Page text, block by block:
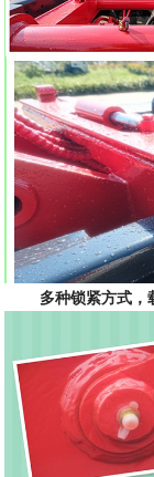
多种锁紧方式